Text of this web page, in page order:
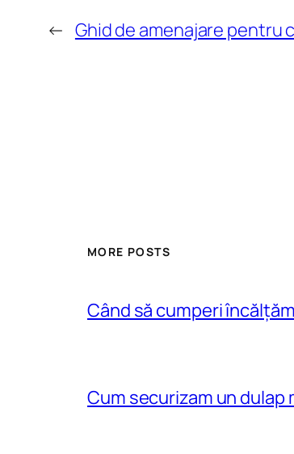
← Ghid de amenajare pentru
MORE POSTS
Când să cumperi
Cum securizam un